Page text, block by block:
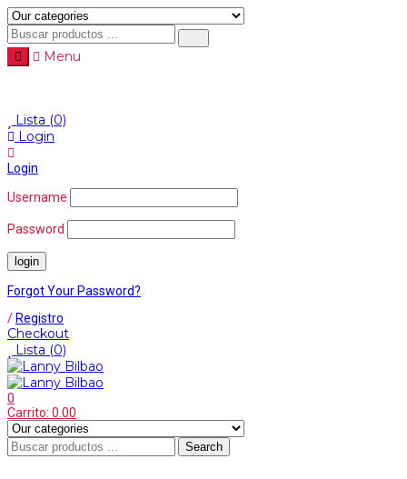
Menu
Lista (0)
Login
Login
Username
Password
Forgot Your Password?
/ Registro
Checkout
Lista (0)
0
Carrito: 0.00
Search